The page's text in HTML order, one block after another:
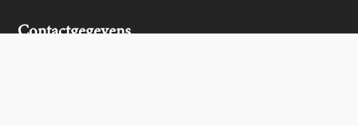
Contactgegevens